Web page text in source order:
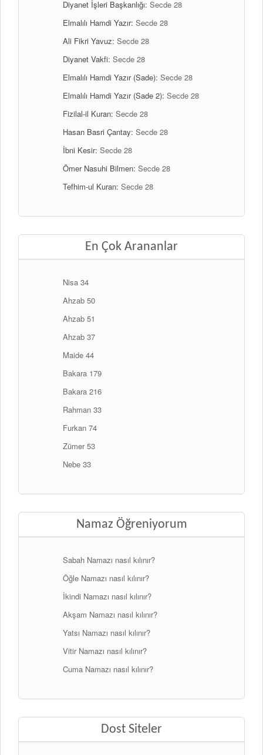
Diyanet İşleri Başkanlığı: Secde 28
Elmalılı Hamdi Yazır: Secde 28
Ali Fikri Yavuz: Secde 28
Diyanet Vakfi: Secde 28
Elmalılı Hamdi Yazır (Sade): Secde 28
Elmalılı Hamdi Yazır (Sade 2): Secde 28
Fizilal-il Kuran: Secde 28
Hasan Basri Çantay: Secde 28
İbni Kesir: Secde 28
Ömer Nasuhi Bilmen: Secde 28
Tefhim-ul Kuran: Secde 28
En Çok Arananlar
Nisa 34
Ahzab 50
Ahzab 51
Ahzab 37
Maide 44
Bakara 179
Bakara 216
Rahman 33
Furkan 74
Zümer 53
Nebe 33
Namaz Öğreniyorum
Sabah Namazı nasıl kılınır?
Öğle Namazı nasıl kılınır?
İkindi Namazı nasıl kılınır?
Akşam Namazı nasıl kılınır?
Yatsı Namazı nasıl kılınır?
Vitir Namazı nasıl kılınır?
Cuma Namazı nasıl kılınır?
Dost Siteler